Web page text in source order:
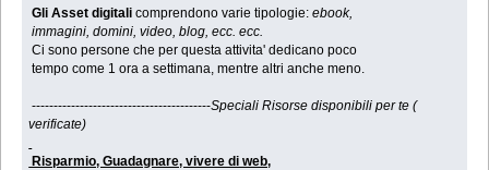
Gli Asset digitali comprendono varie tipologie:ebook,
immagini, domini, video, blog, ecc. ecc.
Ci sono persone che per questa attivita' dedicano poco
tempo come 1 ora a settimana, mentre altri anche meno.
-----------------------------------------Speciali Risorse disponibili per te (
verificate)
Risparmio, Guadagnare, vivere di web,